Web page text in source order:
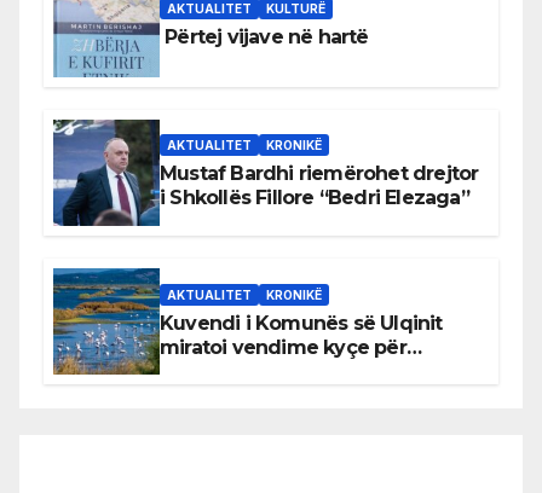
AKTUALITET KULTURË
Përtej vijave në hartë
AKTUALITET KRONIKË
Mustaf Bardhi riemërohet drejtor
i Shkollës Fillore “Bedri Elezaga”
AKTUALITET KRONIKË
Kuvendi i Komunës së Ulqinit
miratoi vendime kyçe për